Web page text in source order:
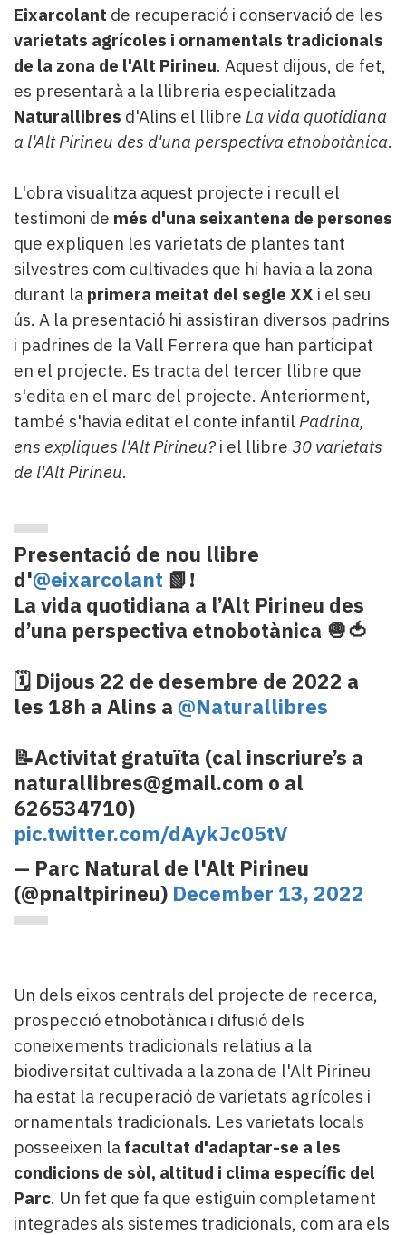
llegit...
Editorial
Eixarcolant de recuperació i conservació de les
varietats agrícoles i ornamentals tradicionals
de la zona de l'Alt Pirineu. Aquest dijous, de fet,
es presentarà a la llibreria especialitzada
Naturallibres d'Alins el llibre La vida quotidiana
a l'Alt Pirineu des d'una perspectiva etnobotànica.
L'obra visualitza aquest projecte i recull el
testimoni de més d'una seixantena de persones
que expliquen les varietats de plantes tant
silvestres com cultivades que hi havia a la zona
durant la primera meitat del segle XX i el seu
ús. A la presentació hi assistiran diversos padrins
i padrines de la Vall Ferrera que han participat
en el projecte. Es tracta del tercer llibre que
s'edita en el marc del projecte. Anteriorment,
també s'havia editat el conte infantil Padrina,
ens expliques l'Alt Pirineu? i el llibre 30 varietats
de l'Alt Pirineu.
Presentació de nou llibre
d'@eixarcolant 📗!
La vida quotidiana a l’Alt Pirineu des
d’una perspectiva etnobotànica 🧅🍅
🗓️ Dijous 22 de desembre de 2022 a
les 18h a Alins a @Naturallibres
📝Activitat gratuïta (cal inscriure’s a
naturallibres@gmail.com o al
626534710)
pic.twitter.com/dAykJc05tV
— Parc Natural de l'Alt Pirineu
(@pnaltpirineu) December 13, 2022
Un dels eixos centrals del projecte de recerca,
prospecció etnobotànica i difusió dels
coneixements tradicionals relatius a la
biodiversitat cultivada a la zona de l'Alt Pirineu
ha estat la recuperació de varietats agrícoles i
ornamentals tradicionals. Les varietats locals
posseeixen la facultat d'adaptar-se a les
condicions de sòl, altitud i clima específic del
Parc. Un fet que fa que estiguin completament
integrades als sistemes tradicionals, com ara els